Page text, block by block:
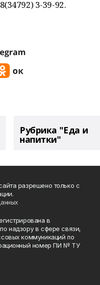
3-39-92.
Рубрика "Еда и
напитки"
разрешено только с
в
надзору в сфере связи,
коммуникаций по
номер ПИ № ТУ